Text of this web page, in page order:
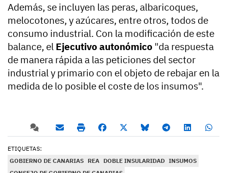
Además, se incluyen las peras, albaricoques,
melocotones, y azúcares, entre otros, todos de
consumo industrial. Con la modificación de este
balance, el Ejecutivo autonómico "da respuesta
de manera rápida a las peticiones del sector
industrial y primario con el objeto de rebajar en la
medida de lo posible el coste de los insumos".
ETIQUETAS:
GOBIERNO DE CANARIAS REA DOBLE INSULARIDAD INSUMOS